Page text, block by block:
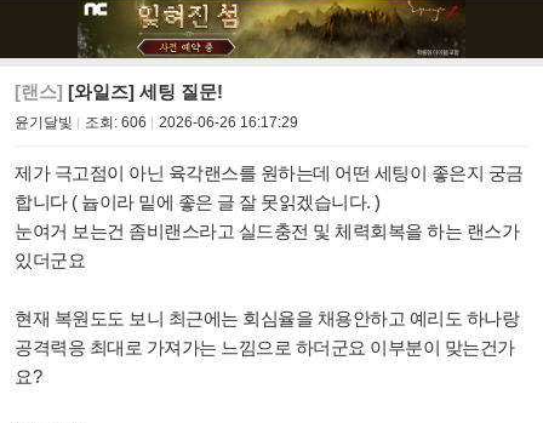
[랜스] [와일즈] 세팅 질문!
윤기달빛 조회: 606 2026-06-26 16:17:29
제가 극고점이 아닌 육각랜스를 원하는데 어떤 세팅이 좋은지 궁금
합니다 ( 늅이라 밑에 좋은 글 잘 못읽겠습니다. )
눈여거 보는건 좀비랜스라고 실드충전 및 체력회복을 하는 랜스가
있더군요
현재 복원도도 보니 최근에는 회심율을 채용안하고 예리도 하나랑
공격력응 최대로 가져가는 느낌으로 하더군요 이부분이 맞는건가
요?